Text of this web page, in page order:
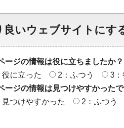
良いウェブサイトにす
ージの情報は役に立ちましたか？
役に立った
2：ふつう
3：
ージの情報は見つけやすかった
見つけやすかった
2：ふつう